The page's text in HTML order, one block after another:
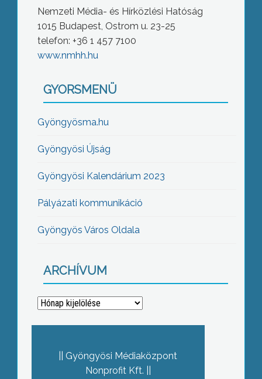
Nemzeti Média- és Hírközlési Hatóság
1015 Budapest, Ostrom u. 23-25
telefon: +36 1 457 7100
www.nmhh.hu
GYORSMENÜ
Gyöngyösma.hu
Gyöngyösi Újság
Gyöngyösi Kalendárium 2023
Pályázati kommunikáció
Gyöngyös Város Oldala
ARCHÍVUM
Archívum
Gyöngyösi Médiaközpont
Nonprofit Kft.